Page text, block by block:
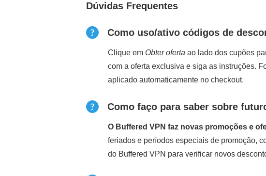
Dúvidas Frequentes
Como uso/ativo códigos de
Clique em Obter oferta ao lado dos cupões
com a oferta exclusiva e siga as instruções.
aplicado automaticamente no checkout.
Como faço para saber sobre
O Buffered VPN faz novas promoções e
feriados e períodos especiais de promoção,
do Buffered VPN para verificar novos